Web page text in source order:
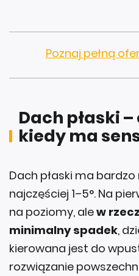
Poznaj pełną
Dach płaski
kiedy ma
Dach płaski ma bardzo
najczęściej 1–5°. Na
na poziomy, alew
minimalny spadek,
kierowana jest do
rozwiązanie